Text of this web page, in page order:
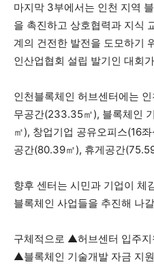
마지막 3부에서는 인천 지역
을 촉진하고 상호협력과 지식
계의 건전한 발전을 도모하기
인산업협회 설립 발기인 대회
인천블록체인 허브센터에는
무공간(233.35㎡), 블록체인
㎡), 창업기업 공유오피스(16
공간(80.39㎡), 휴게공간
향후 센터는 시민과 기업이 체
블록체인 사업들을 추진해 나
구체적으로 ▲허브센터 입주지
▲블록체인 기술개발 자금 지